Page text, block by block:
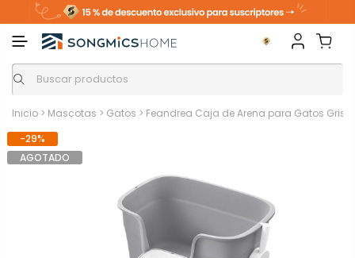
Inicio > Mascotas > Gatos > Feandrea Caja de Arena para Gatos Gris
-29%
AGOTADO